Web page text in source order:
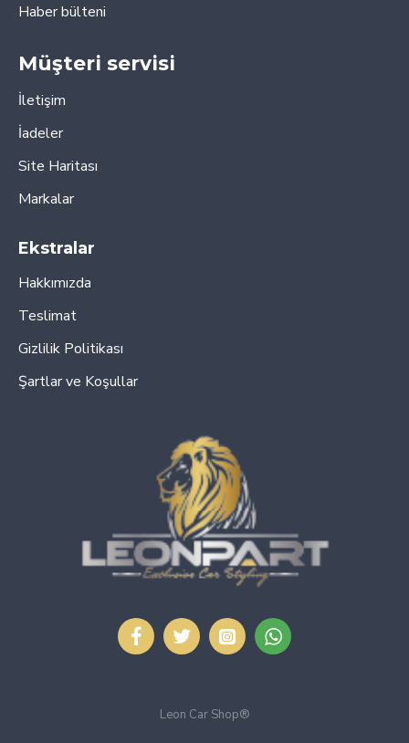
Haber bülteni
Müşteri servisi
İletişim
İadeler
Site Haritası
Markalar
Ekstralar
Hakkımızda
Teslimat
Gizlilik Politikası
Şartlar ve Koşullar
Leon Car Shop®